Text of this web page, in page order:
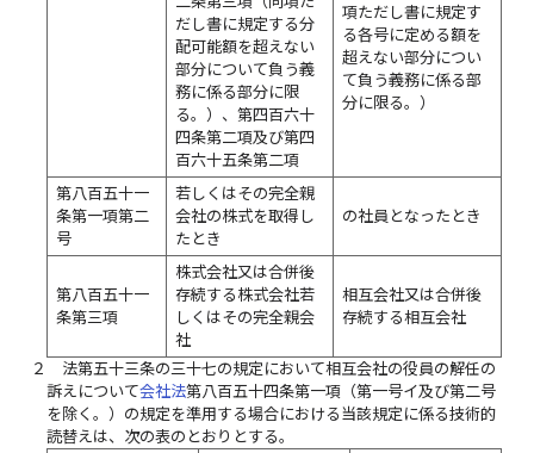
だし書に規定する分
配可能額を超えない
部分について負う義
務に係る部分に限
る。）、第四百六十
四条第二項及び第四
百六十五条第二項
項ただし書に規定す
る各号に定める額を
超えない部分につい
て負う義務に係る部
分に限る。）
第八百五十一
条第一項第二
号
若しくはその完全親
会社の株式を取得し
たとき
の社員となったとき
第八百五十一
条第三項
株式会社又は合併後
存続する株式会社若
しくはその完全親会
社
相互会社又は合併後
存続する相互会社
２
法第五十三条の三十七の規定において相互会社の役員の解任の
訴えについて会社法第八百五十四条第一項（第一号イ及び第二号
を除く。）の規定を準用する場合における当該規定に係る技術的
読替えは、次の表のとおりとする。